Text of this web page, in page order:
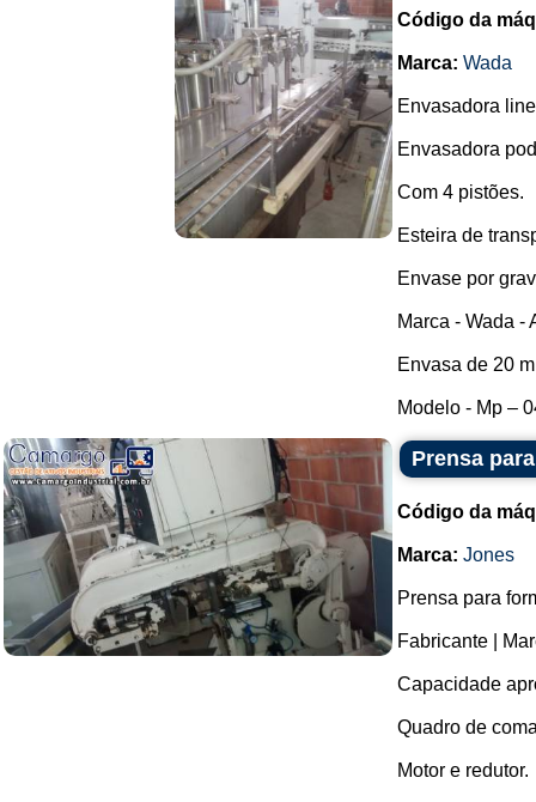
Código da
Marca: Wada
Envasadora
Envasadora
Com 4 pistões.
Esteira de
Envase por
Marca - Wada -
Envasa de 20
Modelo - Mp –
Prensa
Código da
Marca: Jones
Prensa para
Fabricante |
Capacidade
Quadro de
Motor e redutor.